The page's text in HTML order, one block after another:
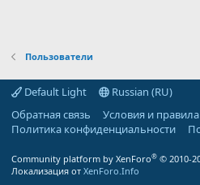
Пользователи
Default Light
Russian (RU)
Обратная связь
Условия и правила
Политика конфиденциальности
Community platform by XenForo® © 2010-
Локализация от XenForo.Info